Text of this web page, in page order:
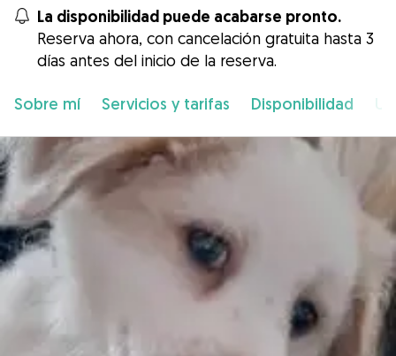
La disponibilidad puede acabarse pronto.
Reserva ahora, con cancelación gratuita hasta 3
días antes del inicio de la reserva.
Sobre mí Servicios y tarifas Disponibilidad